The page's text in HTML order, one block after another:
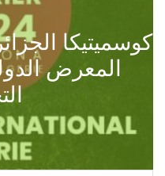
كوسميتيكا
المعرض